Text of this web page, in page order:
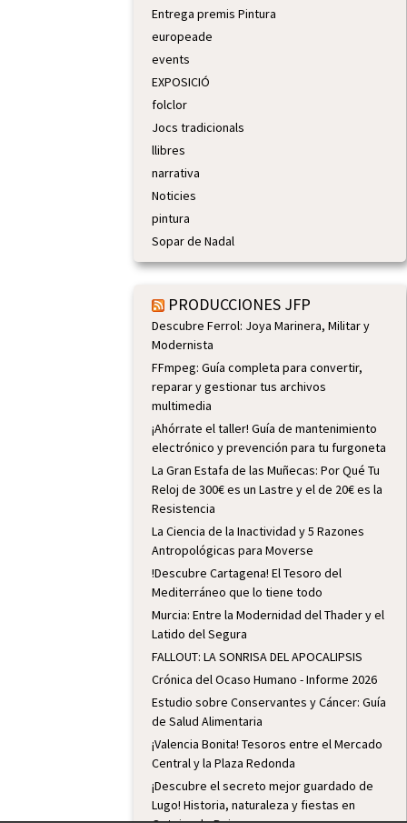
Entrega premis Pintura
europeade
events
EXPOSICIÓ
folclor
Jocs tradicionals
llibres
narrativa
Noticies
pintura
Sopar de Nadal
PRODUCCIONES JFP
Descubre Ferrol: Joya Marinera, Militar y
Modernista
FFmpeg: Guía completa para convertir,
reparar y gestionar tus archivos
multimedia
¡Ahórrate el taller! Guía de mantenimiento
electrónico y prevención para tu furgoneta
La Gran Estafa de las Muñecas: Por Qué Tu
Reloj de 300€ es un Lastre y el de 20€ es la
Resistencia
La Ciencia de la Inactividad y 5 Razones
Antropológicas para Moverse
!Descubre Cartagena! El Tesoro del
Mediterráneo que lo tiene todo
Murcia: Entre la Modernidad del Thader y el
Latido del Segura
FALLOUT: LA SONRISA DEL APOCALIPSIS
Crónica del Ocaso Humano - Informe 2026
Estudio sobre Conservantes y Cáncer: Guía
de Salud Alimentaria
¡Valencia Bonita! Tesoros entre el Mercado
Central y la Plaza Redonda
¡Descubre el secreto mejor guardado de
Lugo! Historia, naturaleza y fiestas en